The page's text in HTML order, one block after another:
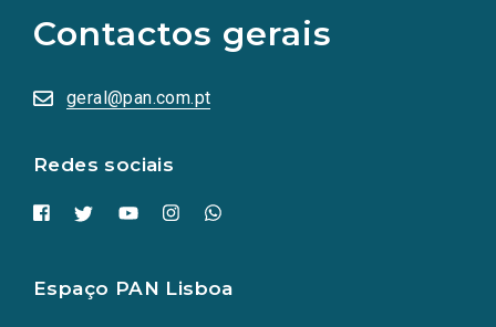
Contactos gerais
geral@pan.com.pt
Redes sociais
redes
sociais
numa
nova
Espaço PAN Lisboa